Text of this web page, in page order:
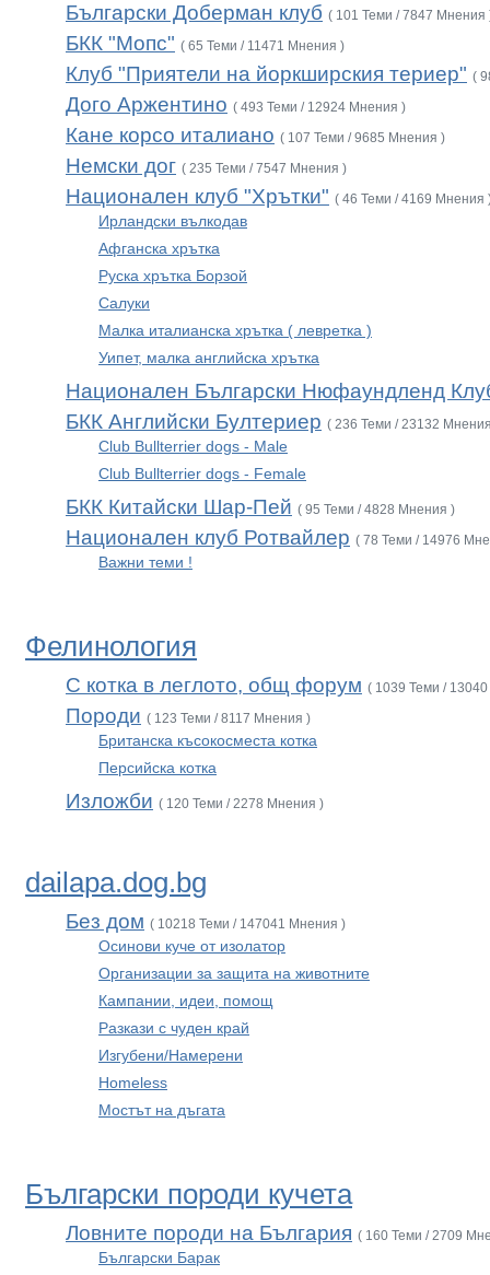
Български Доберман клуб ( 101 Теми / 7847 Мнения
БКК "Мопс" ( 65 Теми / 11471 Мнения )
Клуб "Приятели на йоркширския териер" (
Дого Аржентино ( 493 Теми / 12924 Мнения )
Кане корсо италиано ( 107 Теми / 9685 Мнения )
Немски дог ( 235 Теми / 7547 Мнения )
Национален клуб "Хрътки" ( 46 Теми / 4169 Мнения
Ирландски вълкодав
Афганска хрътка
Руска хрътка Борзой
Салуки
Малка италианска хрътка ( левретка )
Уипет, малка английска хрътка
Национален Български Нюфаундленд
БКК Английски Бултериер ( 236 Теми / 23132
Club Bullterrier dogs - Male
Club Bullterrier dogs - Female
БКК Китайски Шар-Пей ( 95 Теми / 4828 Мнения )
Национален клуб Ротвайлер ( 78 Теми / 14976
Важни теми !
Фелинология
С котка в леглото, общ форум ( 1039 Теми /
Породи ( 123 Теми / 8117 Мнения )
Британска късокосместа котка
Персийска котка
Изложби ( 120 Теми / 2278 Мнения )
dailapa.dog.bg
Без дом ( 10218 Теми / 147041 Мнения )
Осинови куче от изолатор
Организации за защита на животните
Кампании, идеи, помощ
Разкази с чуден край
Изгубени/Намерени
Homeless
Мостът на дъгата
Български породи кучета
Ловните породи на България ( 160 Теми / 2709
Български Барак